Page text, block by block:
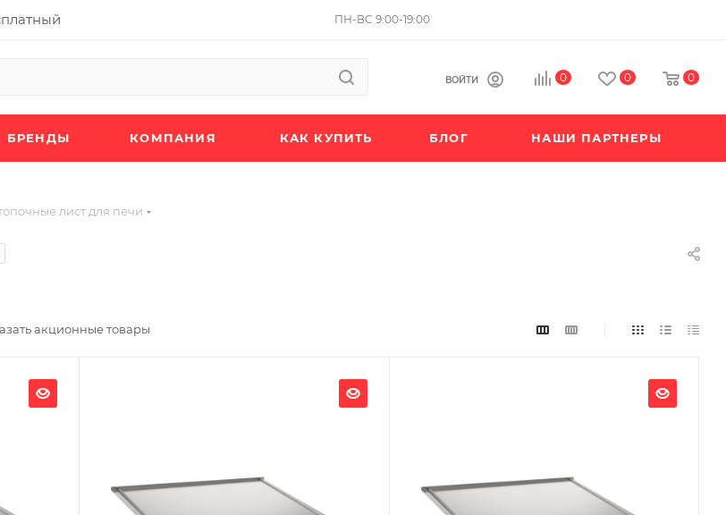
ПН-ВС 9:00-19:00
ВОЙТИ 0 0 0
БРЕНДЫ КОМПАНИЯ КАК КУПИТЬ БЛОГ НАШИ ПАРТНЕРЫ
лист для печи
акционные товары
10 10